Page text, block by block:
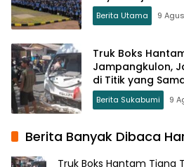
Berita Utama 9
Truk Boks
Jampangkulon,
di Titik yang
Berita Sukabumi 9
Berita Banyak Dibaca
Truk Boks Hantam Tiang